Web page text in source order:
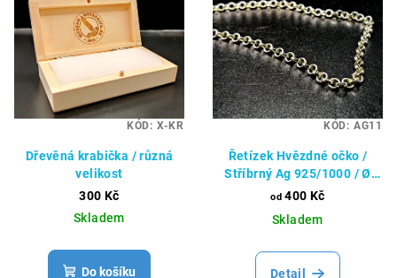
Dřevěná krabička / různá
velikost
300 Kč
Skladem
Do košíku
KÓD: X-KR
Řetízek Hvězdné očko /
Stříbrný Ag 925/1000 / Ø
1,75 mm
od 400 Kč
Skladem
Detail
KÓD: AG11